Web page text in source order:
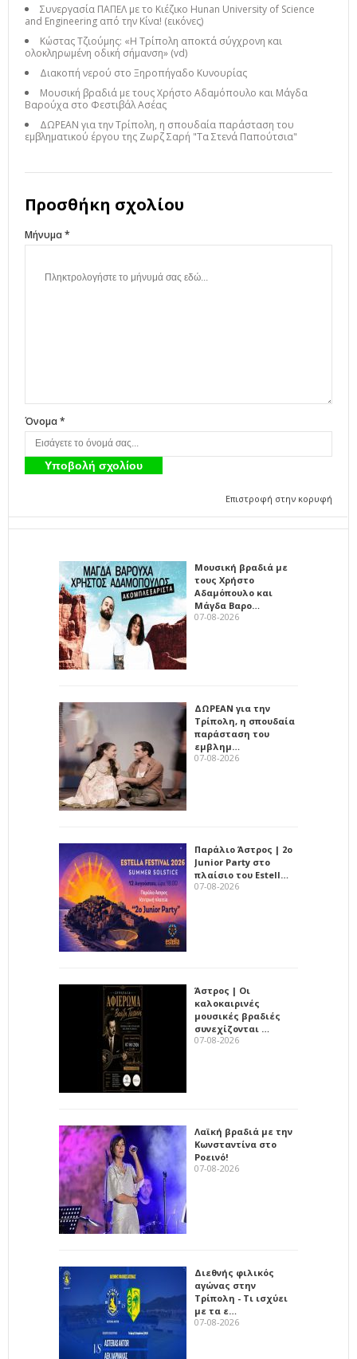
Συνεργασία ΠΑΠΕΛ με το Κιέζικο Hunan University of Science
and Engineering από την Κίνα! (εικόνες)
Κώστας Τζιούμης: «Η Τρίπολη αποκτά σύγχρονη και
ολοκληρωμένη οδική σήμανση» (vd)
Διακοπή νερού στο Ξηροπήγαδο Κυνουρίας
Μουσική βραδιά με τους Χρήστο Αδαμόπουλο και Μάγδα
Βαρούχα στο Φεστιβάλ Ασέας
ΔΩΡΕΑΝ για την Τρίπολη, η σπουδαία παράσταση του
εμβληματικού έργου της Ζωρζ Σαρή "Τα Στενά Παπούτσια"
Προσθήκη σχολίου
Μήνυμα *
Όνομα *
Επιστροφή στην κορυφή
Μουσική βραδιά με
τους Χρήστο
Αδαμόπουλο και
Μάγδα Βαρο…
07-08-2026
ΔΩΡΕΑΝ για την
Τρίπολη, η σπουδαία
παράσταση του
εμβλημ…
07-08-2026
Παράλιο Άστρος | 2ο
Junior Party στο
πλαίσιο του Estell…
07-08-2026
Άστρος | Οι
καλοκαιρινές
μουσικές βραδιές
συνεχίζονται …
07-08-2026
Λαϊκή βραδιά με την
Κωνσταντίνα στο
Ροεινό!
07-08-2026
Διεθνής φιλικός
αγώνας στην
Τρίπολη - Τι ισχύει
με τα ε…
07-08-2026